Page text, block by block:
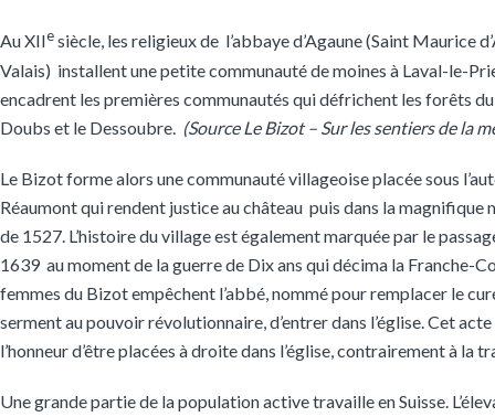
Au XIIesiècle, les religieux de l’abbaye d’Agaune (Saint Maurice
Valais) installent une petite communauté de moines à Laval-le-
encadrent les premières communautés qui défrichent les forêts
Doubs et le Dessoubre. (Source Le Bizot – Sur les sentiers de la
Le Bizot forme alors une communauté villageoise placée sous
Réaumont qui rendent justice au château puis dans la magnifique
de 1527. L’histoire du village est également marquée par le
1639 au moment de la guerre de Dix ans qui décima la Franche-
femmes du Bizot empêchent l’abbé, nommé pour remplacer le
serment au pouvoir révolutionnaire, d’entrer dans l’église. Cet
l’honneur d’être placées à droite dans l’église, contrairement à la
Une grande partie de la population active travaille en Suisse.